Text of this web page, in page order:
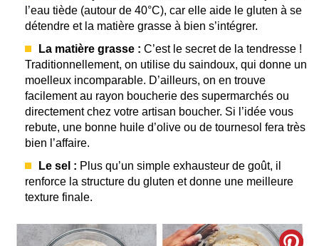
l’eau tiède (autour de 40°C), car elle aide le gluten à se
détendre et la matière grasse à bien s’intégrer.
La matière grasse : C’est le secret de la tendresse !
Traditionnellement, on utilise du saindoux, qui donne un
moelleux incomparable. D’ailleurs, on en trouve
facilement au rayon boucherie des supermarchés ou
directement chez votre artisan boucher. Si l’idée vous
rebute, une bonne huile d’olive ou de tournesol fera très
bien l’affaire.
Le sel : Plus qu’un simple exhausteur de goût, il
renforce la structure du gluten et donne une meilleure
texture finale.